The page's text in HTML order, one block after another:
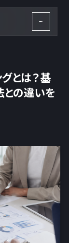
とは？基
の違いを